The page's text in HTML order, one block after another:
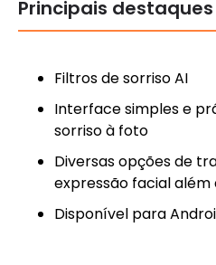
Principais destaques
Filtros de sorriso AI
Interface simples e
sorriso à foto
Diversas opções de
expressão facial além
Disponível para